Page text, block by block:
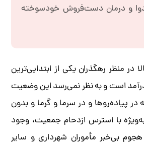
دوا و درمان دست‌فروش خودسوخته
منظر رهگذران یکی از ابتدایی‌ترین
است و به نظر نمی‌رسد این وضعیت
پیاده‌روها و در سرما و گرما و بدون
با استرس ازدحام جمعیت، وجود
سارقان و جیب‌برها٬ هجوم بی‌خبر مأموران شهرداری و سایر